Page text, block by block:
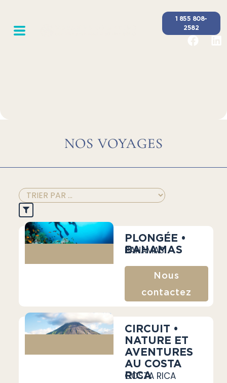
1 855 808-
2582
NOS VOYAGES
PLONGÉE •
BAHAMAS
BAHAMAS
Nous
contactez
CIRCUIT •
NATURE ET
AVENTURES
AU COSTA
RICA
COSTA RICA